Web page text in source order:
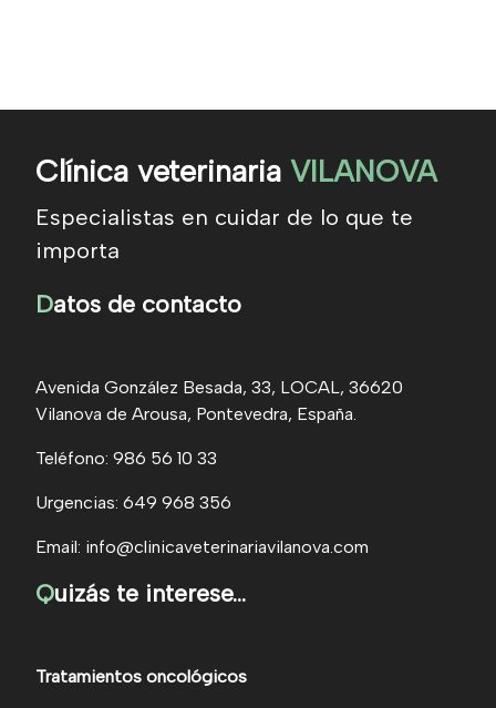
Clínica veterinaria VILANOVA
Especialistas en cuidar de lo que te
importa
Datos de contacto
Avenida González Besada, 33, LOCAL, 36620
Vilanova de Arousa, Pontevedra, España.
Teléfono: 986 56 10 33
Urgencias: 649 968 356
Email: info@clinicaveterinariavilanova.com
Quizás te interese...
Tratamientos oncológicos